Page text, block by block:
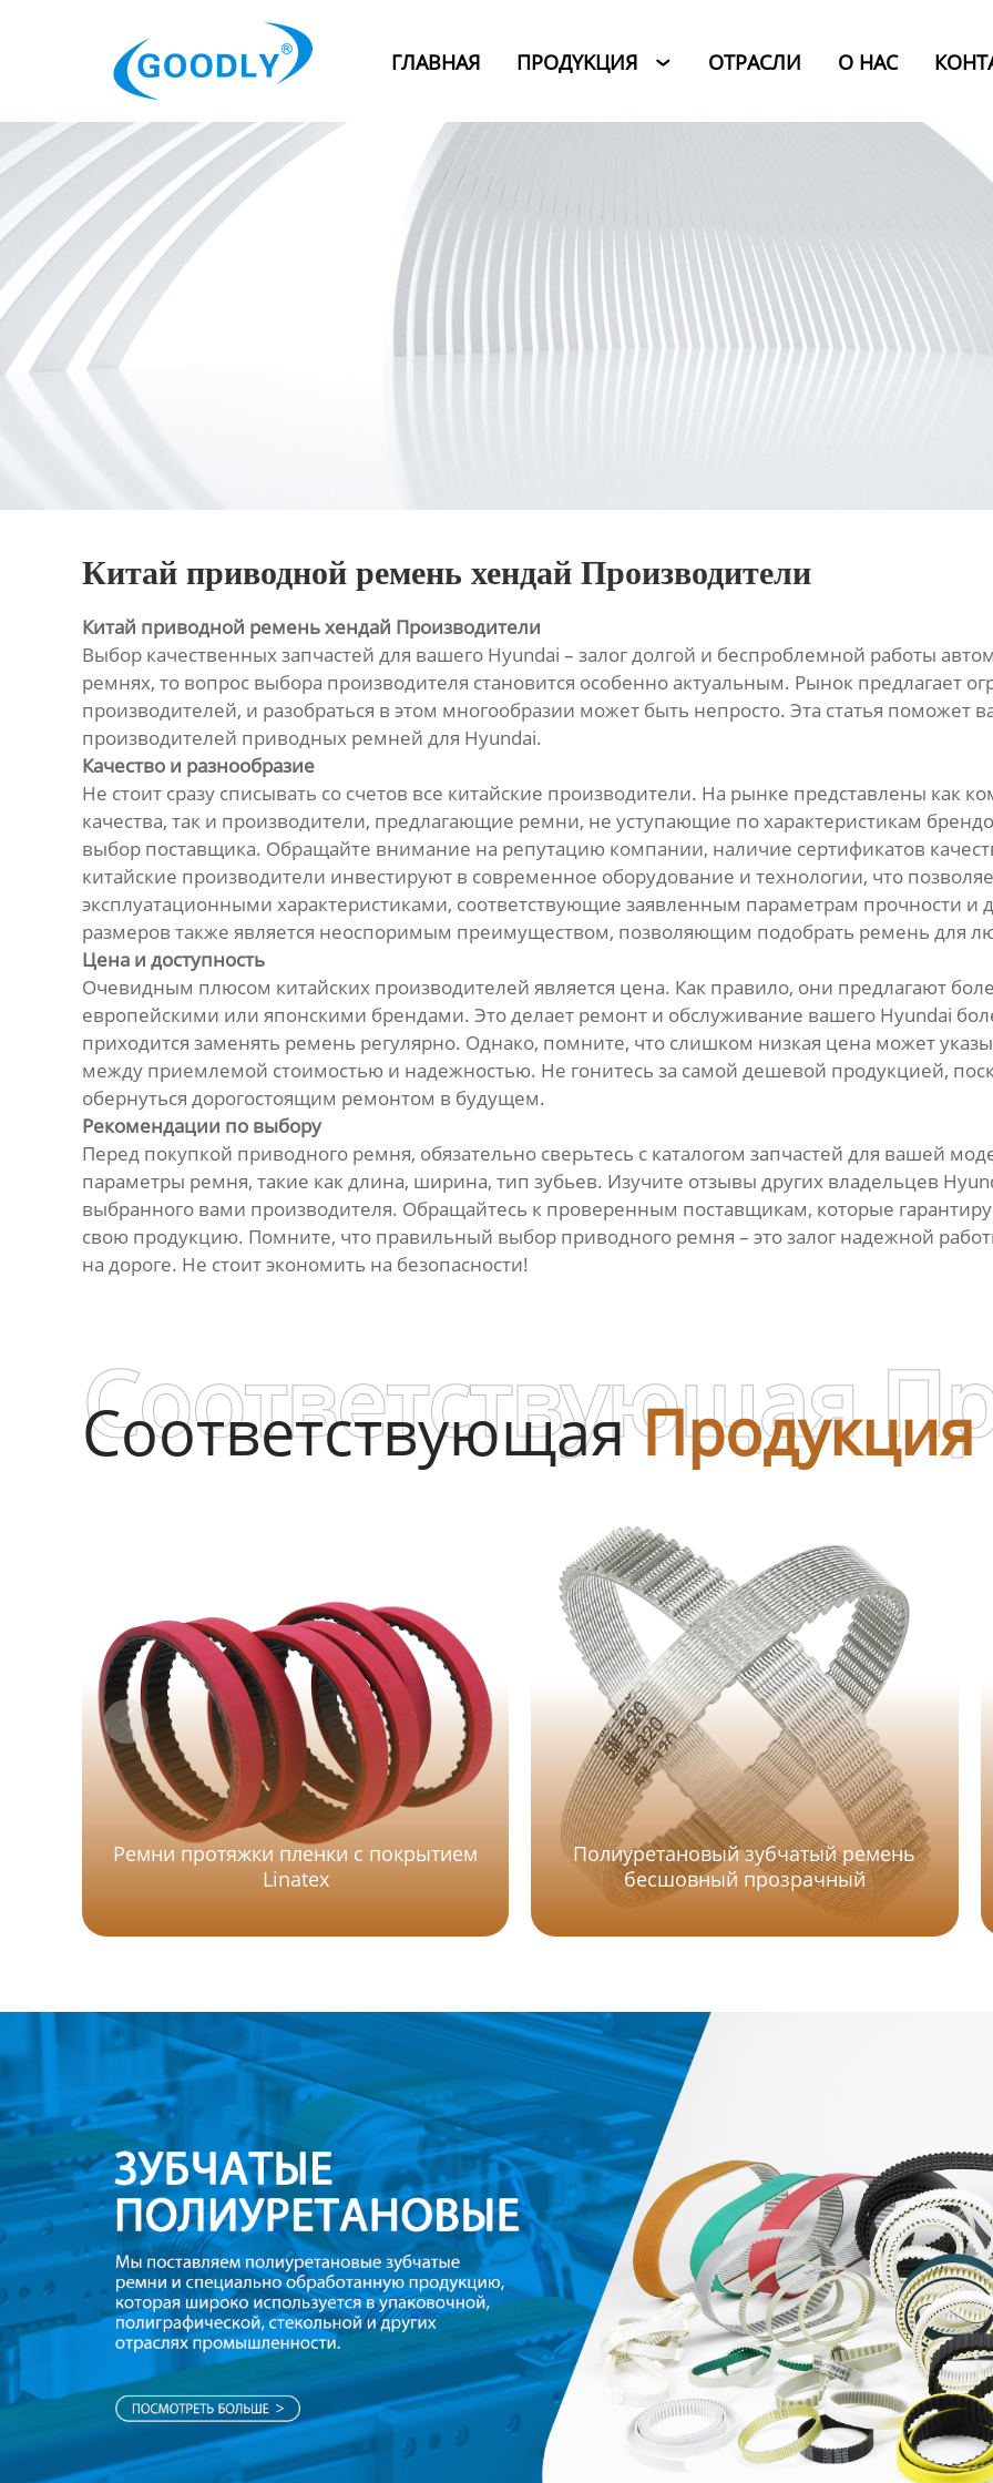
ГЛАВНАЯ ПРОДYKЦИЯ  ОТРАСЛИ O HAC
ОТРАСЛИ
Категория
Новости
Контакты
Китай приводной ремень хендай Производители
Китай приводной ремень хендай Производители
Выбор качественных запчастей для вашего Hyundai – залог долгой и беспроблемной работы
ремнях, то вопрос выбора производителя становится особенно актуальным. Рынок предлагает
производителей, и разобраться в этом многообразии может быть непросто. Эта статья поможет
производителей приводных ремней для Hyundai.
Качество и разнообразие
Не стоит сразу списывать со счетов все китайские производители. На рынке представлены
качества, так и производители, предлагающие ремни, не уступающие по характеристикам
выбор поставщика. Обращайте внимание на репутацию компании, наличие сертификатов
китайские производители инвестируют в современное оборудование и технологии, что
эксплуатационными характеристиками, соответствующие заявленным параметрам прочности и
размеров также является неоспоримым преимуществом, позволяющим подобрать ремень для
Цена и доступность
Очевидным плюсом китайских производителей является цена. Как правило, они предлагают
европейскими или японскими брендами. Это делает ремонт и обслуживание вашего Hyundai
приходится заменять ремень регулярно. Однако, помните, что слишком низкая цена может
между приемлемой стоимостью и надежностью. Не гонитесь за самой дешевой продукцией,
обернуться дорогостоящим ремонтом в будущем.
Рекомендации по выбору
Перед покупкой приводного ремня, обязательно сверьтесь с каталогом запчастей для вашей
параметры ремня, такие как длина, ширина, тип зубьев. Изучите отзывы других владельцев
выбранного вами производителя. Обращайтесь к проверенным поставщикам, которые
свою продукцию. Помните, что правильный выбор приводного ремня – это залог надежной
на дороге. Не стоит экономить на безопасности!
СоответствующаяПродукция
Соответствующая
Ремни протяжки пленки с покрытием
Linatex
Полиуретановый зубчатый ремень
бесшовный прозрачный